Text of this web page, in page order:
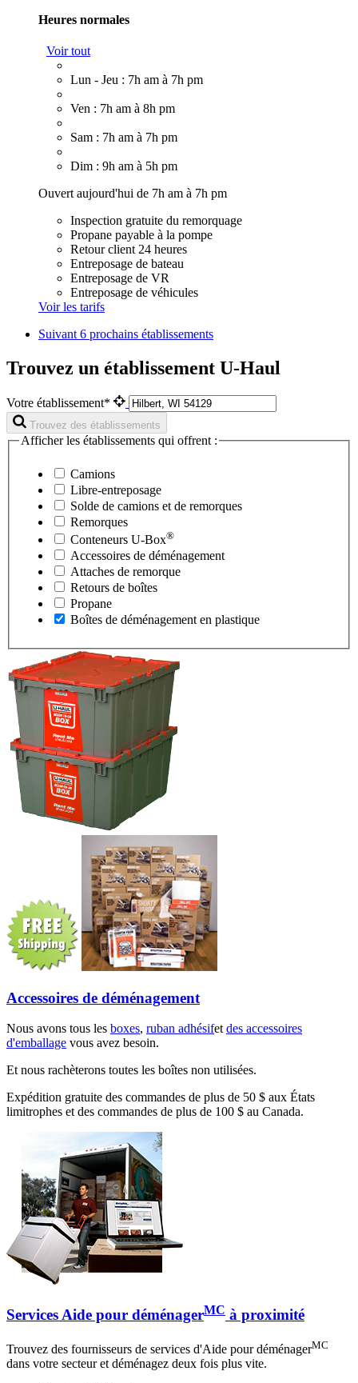
Heures normales
Voir tout
Lun - Jeu : 7h am à 7h pm
Ven : 7h am à 8h pm
Sam : 7h am à 7h pm
Dim : 9h am à 5h pm
Ouvert aujourd'hui de 7h am à 7h pm
Inspection gratuite du remorquage
Propane payable à la pompe
Retour client 24 heures
Entreposage de bateau
Entreposage de VR
Entreposage de véhicules
Voir les tarifs
Suivant6 prochains établissements
Trouvez un établissement U-Haul
Votre établissement*
Trouvez des établissements
Afficher les établissements qui offrent :
Camions
Libre-entreposage
Solde de camions et de remorques
Remorques
Conteneurs U-Box®
Accessoires de déménagement
Attaches de remorque
Retours de boîtes
Propane
Boîtes de déménagement en plastique
Accessoires de déménagement
Nous avons tous les boxes, ruban adhésifet des accessoires
d'emballage vous avez besoin.
Et nous rachèterons toutes les boîtes non utilisées.
Expédition gratuite des commandes de plus de 50 $ aux États
limitrophes et des commandes de plus de 100 $ au Canada.
Services Aide pour déménagerMC à proximité
Trouvez des fournisseurs de services d'Aide pour déménagerMC
dans votre secteur et déménagez deux fois plus vite.